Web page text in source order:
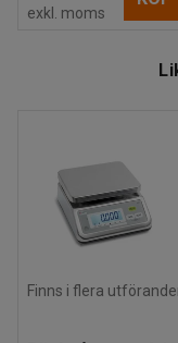
exkl. moms
Finns i flera